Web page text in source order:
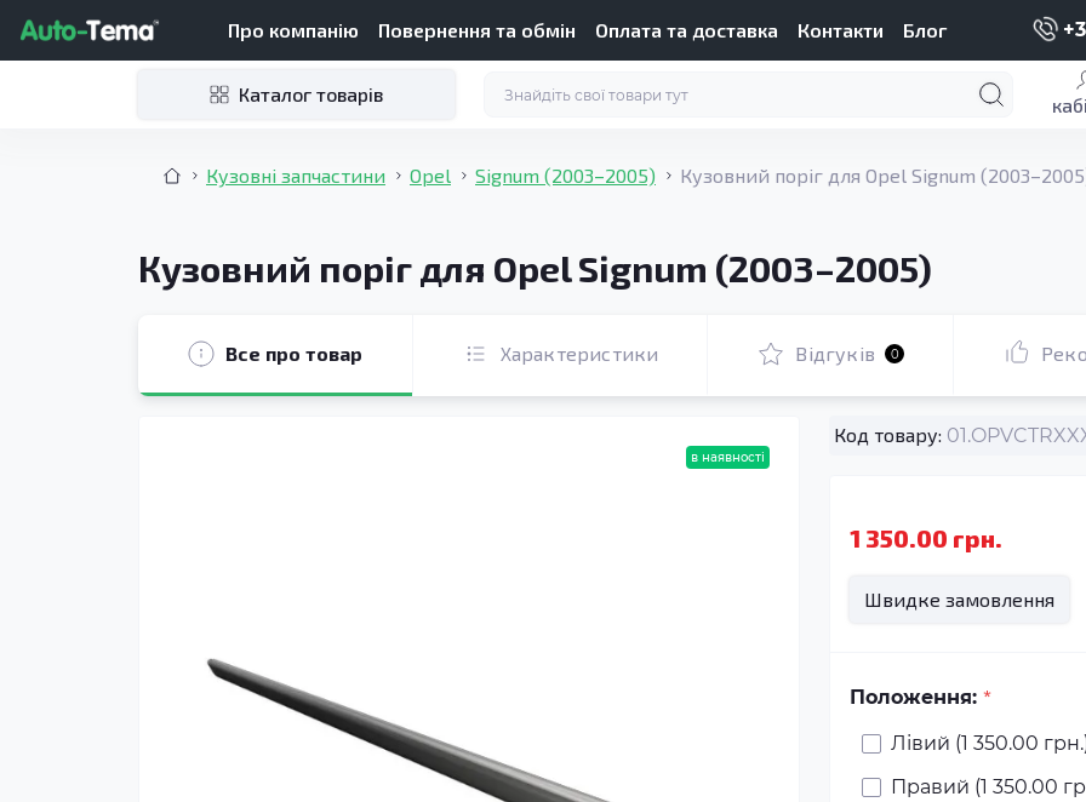
Про компанію Повернення та обмін Оплата та доставка Контакти Блог
Каталог товарів
Кузовні запчастини Opel Signum (2003–2005) Кузовний поріг для Opel Signum
Кузовний поріг для Opel Signum (2003–2005)
Все про товар Характеристики Відгуків 0
в наявності
Код товару:
1 350.00 грн.
Швидке замовлення
Положення: *
Лівий (1 350.00
Правий (1 350.00